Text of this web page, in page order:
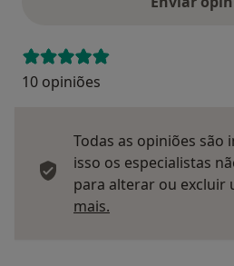
10 opiniões
Todas as opiniões
isso os especialistas
para alterar ou excluir
mais.